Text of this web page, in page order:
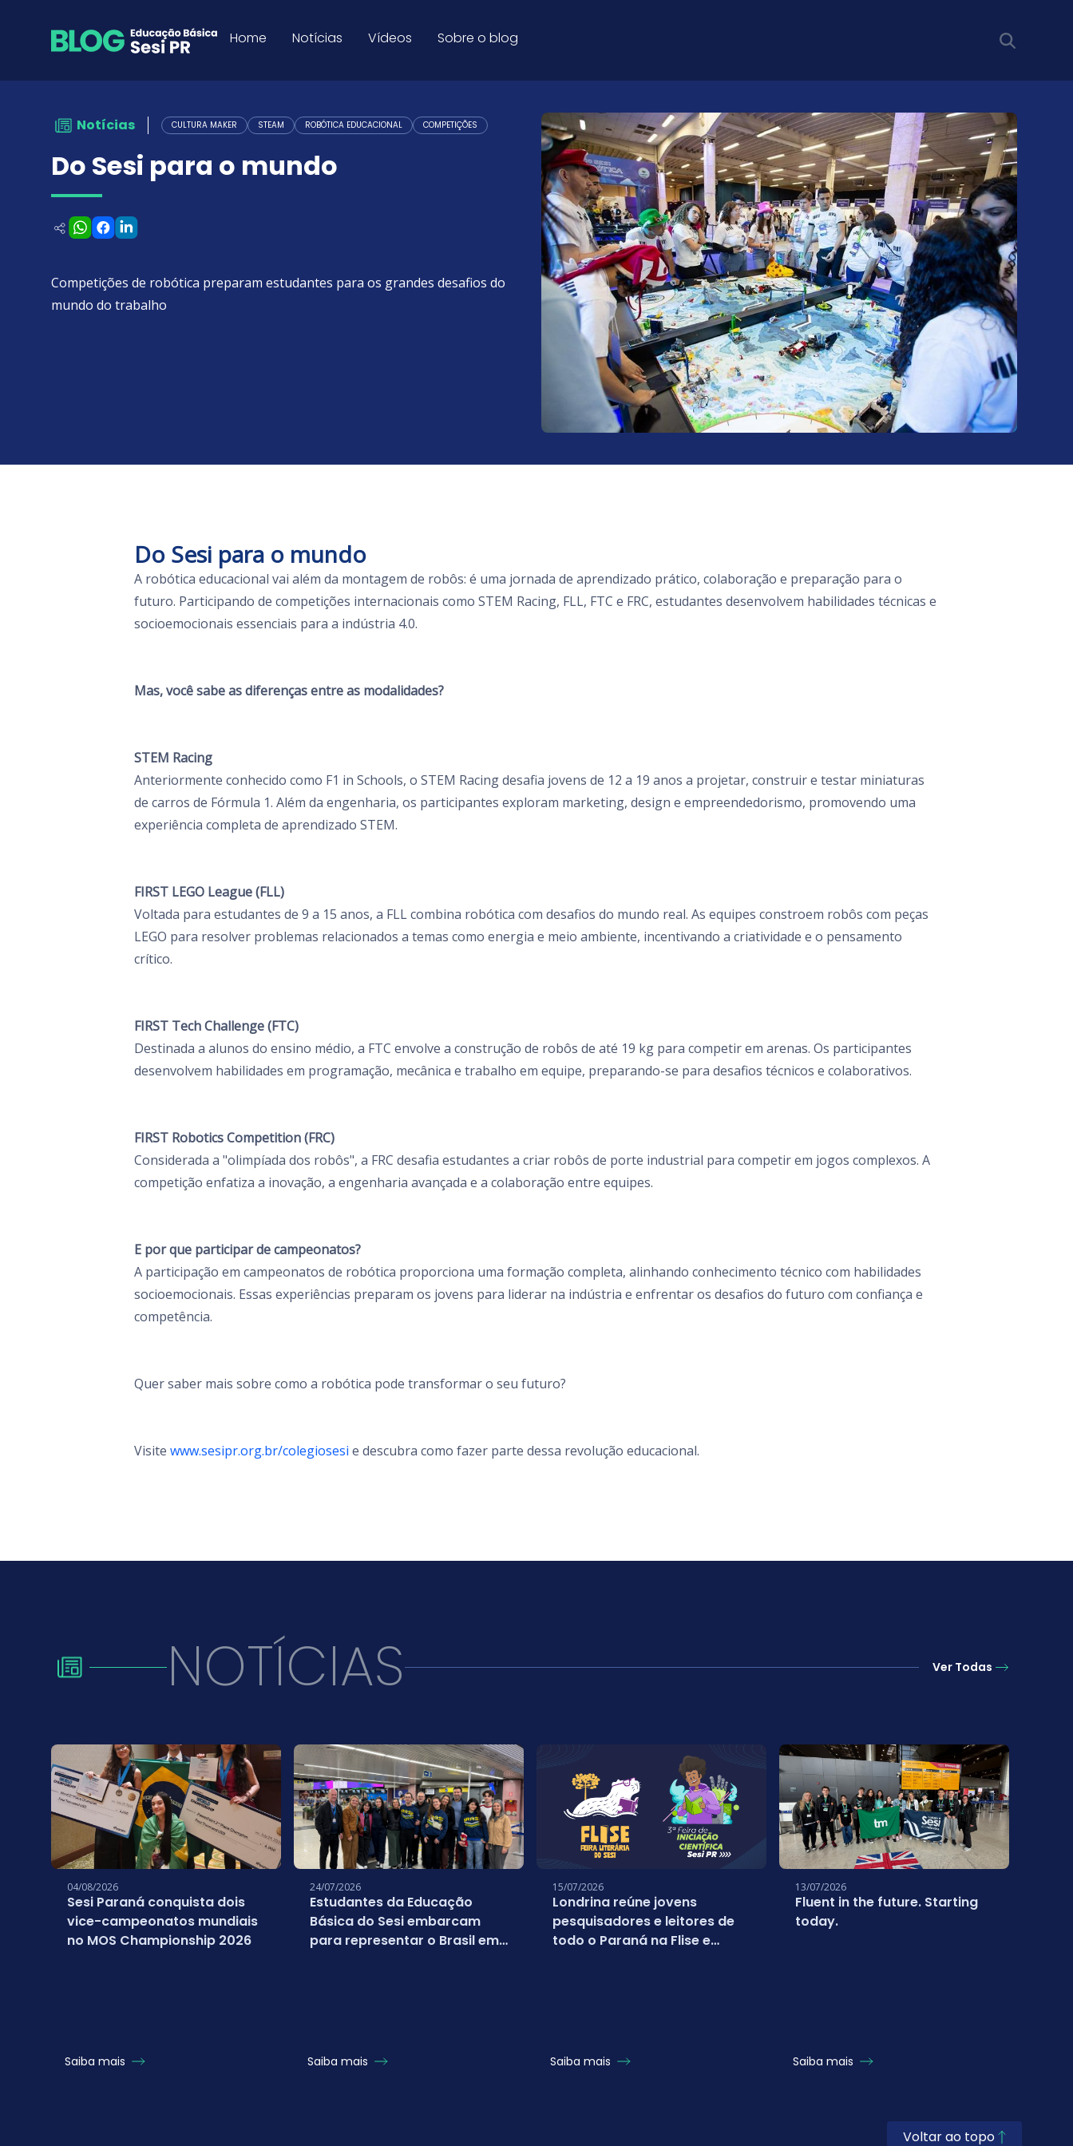
Home Notícias Vídeos Sobre o blog
Notícias CULTURA MAKER STEAM ROBÓTICA EDUCACIONAL COMPETIÇÕES
Do Sesi para o mundo
Competições de robótica preparam estudantes para os grandes desafios do
mundo do trabalho
Do Sesi para o mundo
A robótica educacional vai além da montagem de robôs: é uma jornada de aprendizado prático, colaboração e preparação para o
futuro. Participando de competições internacionais como STEM Racing, FLL, FTC e FRC, estudantes desenvolvem habilidades técnicas e
socioemocionais essenciais para a indústria 4.0.
Mas, você sabe as diferenças entre as modalidades?
STEM Racing
Anteriormente conhecido como F1 in Schools, o STEM Racing desafia jovens de 12 a 19 anos a projetar, construir e testar miniaturas
de carros de Fórmula 1. Além da engenharia, os participantes exploram marketing, design e empreendedorismo, promovendo uma
experiência completa de aprendizado STEM.
FIRST LEGO League (FLL)
Voltada para estudantes de 9 a 15 anos, a FLL combina robótica com desafios do mundo real. As equipes constroem robôs com peças
LEGO para resolver problemas relacionados a temas como energia e meio ambiente, incentivando a criatividade e o pensamento
crítico.
FIRST Tech Challenge (FTC)
Destinada a alunos do ensino médio, a FTC envolve a construção de robôs de até 19 kg para competir em arenas. Os participantes
desenvolvem habilidades em programação, mecânica e trabalho em equipe, preparando-se para desafios técnicos e colaborativos.
FIRST Robotics Competition (FRC)
Considerada a "olimpíada dos robôs", a FRC desafia estudantes a criar robôs de porte industrial para competir em jogos complexos. A
competição enfatiza a inovação, a engenharia avançada e a colaboração entre equipes.
E por que participar de campeonatos?
A participação em campeonatos de robótica proporciona uma formação completa, alinhando conhecimento técnico com habilidades
socioemocionais. Essas experiências preparam os jovens para liderar na indústria e enfrentar os desafios do futuro com confiança e
competência.
Quer saber mais sobre como a robótica pode transformar o seu futuro?
Visite www.sesipr.org.br/colegiosesi e descubra como fazer parte dessa revolução educacional.
NOTÍCIAS Ver Todas
04/08/2026
Sesi Paraná conquista dois
vice-campeonatos mundiais
no MOS Championship 2026
Saiba mais
24/07/2026
Estudantes da Educação
Básica do Sesi embarcam
para representar o Brasil em
Saiba mais
15/07/2026
Londrina reúne jovens
pesquisadores e leitores de
todo o Paraná na Flise e
Saiba mais
13/07/2026
Fluent in the future. Starting
today.
Saiba mais
Voltar ao topo